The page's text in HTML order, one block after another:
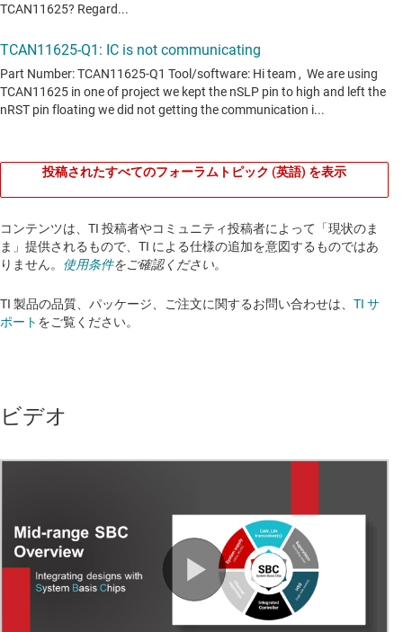
投稿されたすべてのフォーラムトピック (英語) を表示
コンテンツは、TI 投稿者やコミュニティ投稿者によって「現状のま
ま」提供されるもので、TI による仕様の追加を意図するものではあ
りません。 使用条件をご確認ください。
TI 製品の品質、パッケージ、ご注文に関するお問い合わせは、 TI サ
ポート をご覧ください。​​​​​​​​​​​​​​
ビデオ